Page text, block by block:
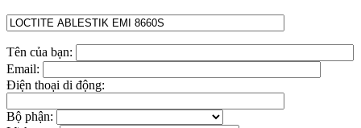
Tên của bạn:
Email:
Điện thoại di động:
Bộ phận: